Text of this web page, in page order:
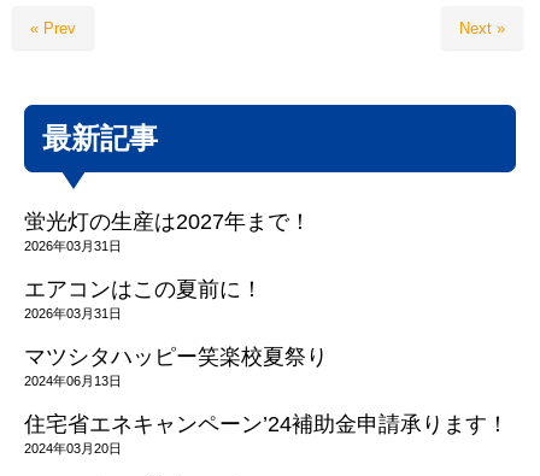
« Prev Next »
最新記事
蛍光灯の生産は2027年まで！
2026年03月31日
エアコンはこの夏前に！
2026年03月31日
マツシタハッピー笑楽校夏祭り
2024年06月13日
住宅省エネキャンペーン’24補助金申請承ります！
2024年03月20日